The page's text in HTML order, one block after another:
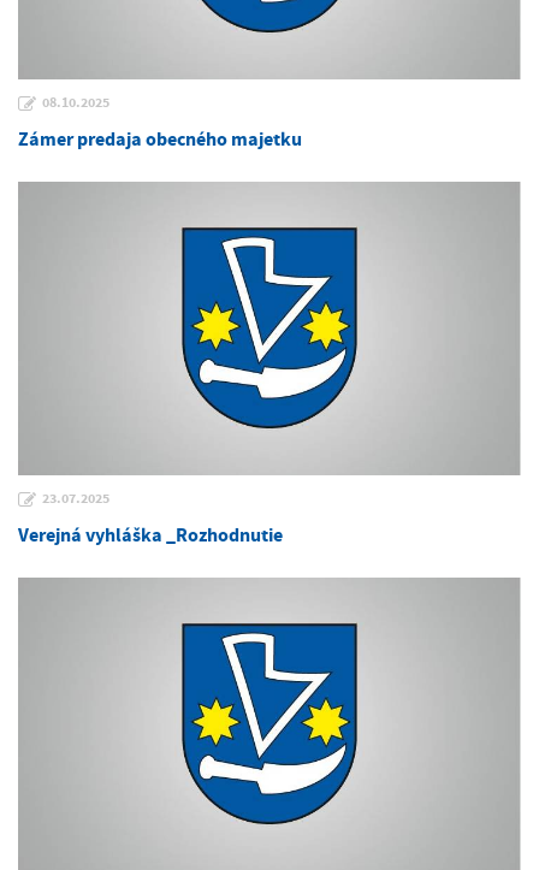
08.10.2025
Zámer predaja obecného majetku
23.07.2025
Verejná vyhláška _Rozhodnutie